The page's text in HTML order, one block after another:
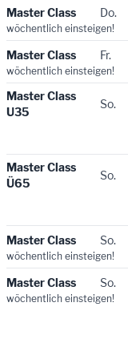
Master Class Do.
wöchentlich einsteigen!
Master Class Fr.
wöchentlich einsteigen!
Master Class
U35
So.
Master Class
Ü65
So.
Master Class So.
wöchentlich einsteigen!
Master Class So.
wöchentlich einsteigen!